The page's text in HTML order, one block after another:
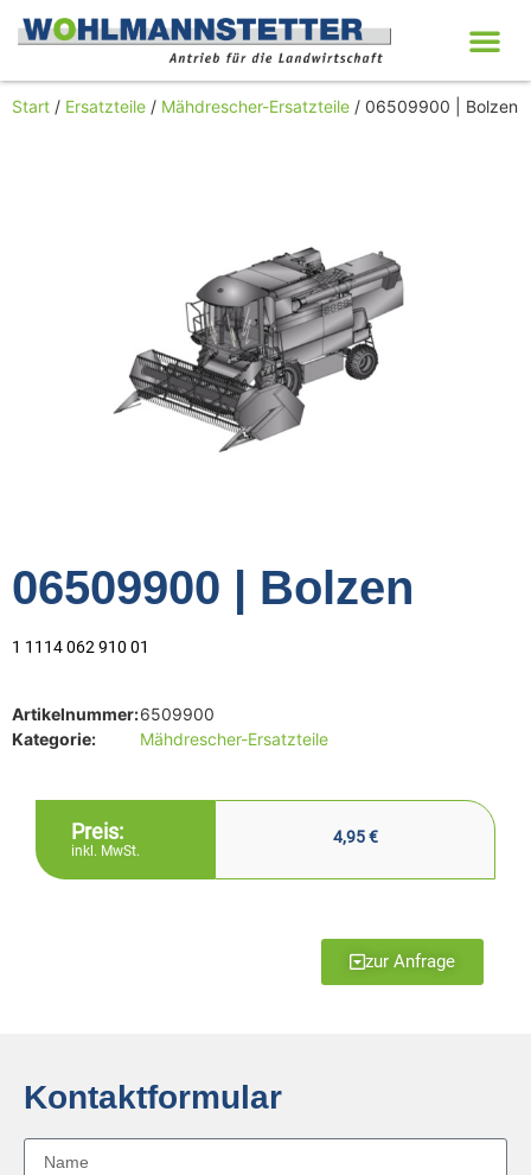
Start / Ersatzteile / Mähdrescher-Ersatzteile / 06509900 | Bolzen
06509900 | Bolzen
1 1114 062 910 01
Artikelnummer:6509900
Kategorie:
Mähdrescher-Ersatzteile
Preis:
inkl. MwSt.
4,95€
zur Anfrage
Kontaktformular